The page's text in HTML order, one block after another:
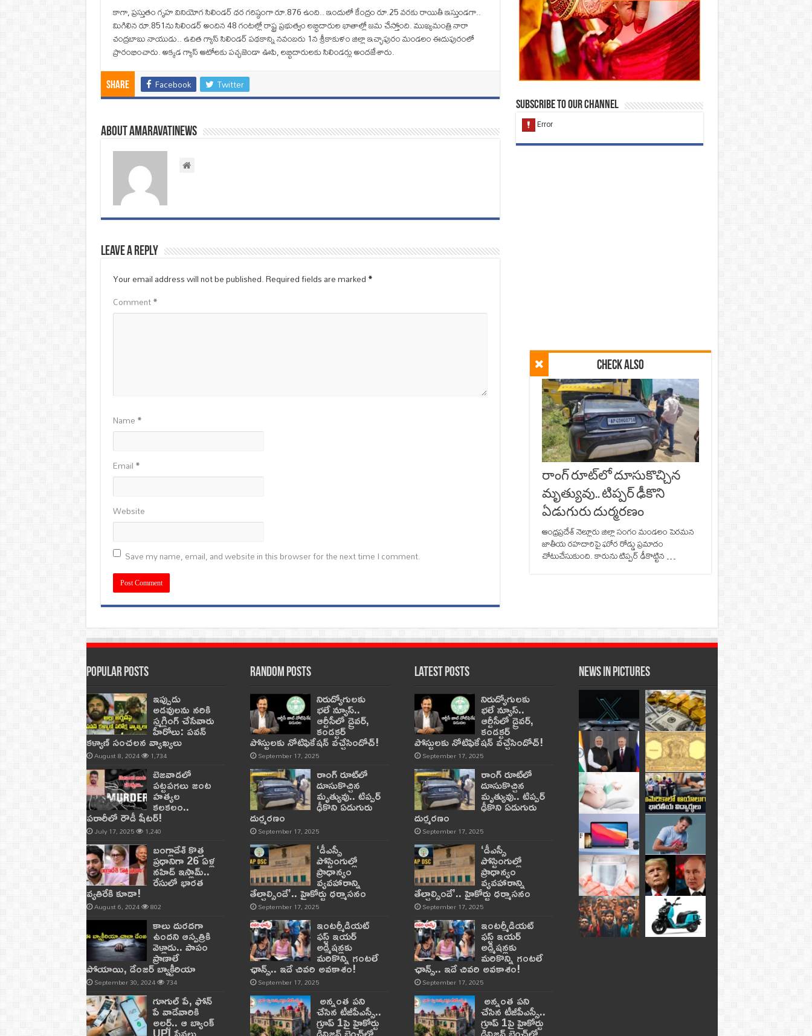
కాగా, ప్రస్తుతం గృహ వినియోగ సిలిండర్‌ ధర గరిష్ఠంగా రూ.876 ఉంది.. ఇందులో కేంద్రం రూ.25 వరకు రాయితీ ఇస్తుండగా..
మిగిలిన రూ.851ను సిలిండర్‌ అందిన 48 గంటల్లో రాష్ట్ర ప్రభుత్వం లబ్ధిదారుల ఖాతాల్లో జమ చేస్తోంది. ముఖ్యమంత్రి నారా
చంద్రబాబు నాయుడు.. ఉచిత గ్యాస్‌ సిలిండర్‌ పథకాన్ని నవంబరు 1న శ్రీకాకుళం జిల్లా ఇచ్ఛాపురం మండలం ఈదుపురంలో
ప్రారంభించారు. అక్కడ గ్యాస్‌ ఆటోలకు పచ్చజెండా ఊపి, లబ్ధిదారులకు సిలిండర్లు అందజేశారు.
Share Facebook Twitter
About amaravatinews
Check Also
రాంగ్ రూట్‌లో దూసుకొచ్చిన
మృత్యువు.. టిప్పర్ ఢీకొని
ఏడుగురు దుర్మరణం
ఆంధ్రప్రదేశ్ నెల్లూరు జిల్లా సంగం మండలం పెరమన
జాతీయ రహదారిపై ఘోర రోడ్డు ప్రమాదం
చోటుచేసుకుంది. కారును టిప్పర్‌ ఢీకొట్టిన …
Leave a Reply
Your email address will not be published.Required fields are marked*
Comment*
Name*
Email*
Website
Save my name, email, and website in this browser for the next time I comment.
Subscribe to our Channel
Popular Posts
ఇప్పుడు
అడవులను నరికి
స్మగ్లింగ్ చేసేవారు
హీరోలు: పవన్
కళ్యాణ్ సంచలన వ్యాఖ్యలు
August 8, 2024 1,734
బెజవాడలో
పట్టపగలు జంట
హత్యల
కలకలం..
పరారీలో రౌడీ షీటర్‌!
July 17, 2025 1,240
బంగ్లాదేశ్ కొత్త
ప్రధానిగా 26 ఏళ్ల
నహిద్ ఇస్లామ్..
రేసులో భారత
వ్యతిరేకి కూడా!
August 6, 2024 802
కాలు దురదగా
ఉందని ఆస్పత్రికి
వెళ్లాడు.. పాపం
ప్రాణాలే
పోయాయి, డేంజర్ బ్యాక్టీరియా
September 30, 2024 734
గూగుల్ పే, ఫోన్
పే వాడేవారికి
అలర్ట్.. ఆ బ్యాంక్
Random Posts
నిరుద్యోగులకు
భలే న్యూస్..
ఆర్టీసీలో డ్రైవర్,
కండక్టర్‌
పోస్టులకు నోటిఫికేషన్‌ వచ్చేసిందోచ్‌!
September 17, 2025
రాంగ్ రూట్‌లో
దూసుకొచ్చిన
మృత్యువు.. టిప్పర్
ఢీకొని ఏడుగురు
దుర్మరణం
September 17, 2025
‘డీఎస్సీ
పోస్టింగుల్లో
ప్రాధాన్యం
వ్యవహారాన్ని
తేల్చాల్సిందే’.. హైకోర్టు ధర్మాసనం
September 17, 2025
ఇంటర్మీడియట్
ఫస్ట్‌ ఇయర్‌
అడ్మిషన్లకు
మరికొన్ని గంటలే
ఛాన్స్‌.. ఇదే చివరి అవకాశం!
September 17, 2025
అన్నంత పని
చేసిన టీజీపీఎస్సీ..
గ్రూప్‌ 1పై హైకోర్టు
Latest Posts
నిరుద్యోగులకు
భలే న్యూస్..
ఆర్టీసీలో డ్రైవర్,
కండక్టర్‌
పోస్టులకు నోటిఫికేషన్‌ వచ్చేసిందోచ్‌!
September 17, 2025
రాంగ్ రూట్‌లో
దూసుకొచ్చిన
మృత్యువు.. టిప్పర్
ఢీకొని ఏడుగురు
దుర్మరణం
September 17, 2025
‘డీఎస్సీ
పోస్టింగుల్లో
ప్రాధాన్యం
వ్యవహారాన్ని
తేల్చాల్సిందే’.. హైకోర్టు ధర్మాసనం
September 17, 2025
ఇంటర్మీడియట్
ఫస్ట్‌ ఇయర్‌
అడ్మిషన్లకు
మరికొన్ని గంటలే
ఛాన్స్‌.. ఇదే చివరి అవకాశం!
September 17, 2025
అన్నంత పని
చేసిన టీజీపీఎస్సీ..
గ్రూప్‌ 1పై హైకోర్టు
News in Pictures